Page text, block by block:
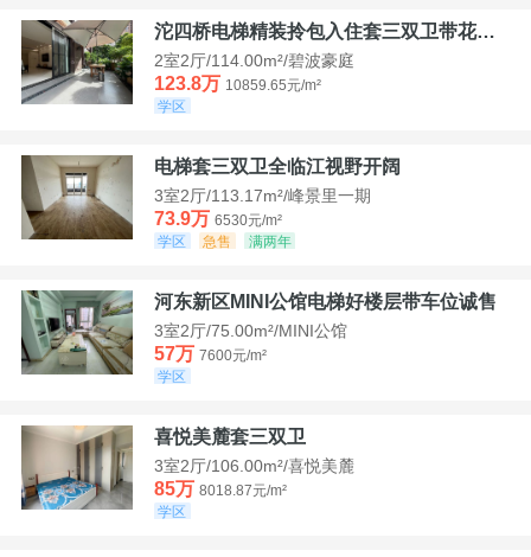
沱四桥电梯精装拎包入住套三双卫带花园40平米带车位
2室2厅/114.00m²/碧波豪庭
123.8万 10859.65元/m²
学区
电梯套三双卫全临江视野开阔
3室2厅/113.17m²/峰景里一期
73.9万 6530元/m²
学区
急售 满两年
河东新区MINI公馆电梯好楼层带车位诚售
3室2厅/75.00m²/MINI公馆
57万 7600元/m²
学区
喜悦美麓套三双卫
3室2厅/106.00m²/喜悦美麓
85万 8018.87元/m²
学区